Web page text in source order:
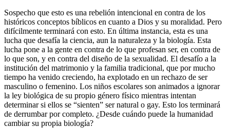
Sospecho que esto es una rebelión intencional en contra de los
históricos conceptos bíblicos en cuanto a Dios y su moralidad. Pero
difícilmente terminará con esto. En última instancia, esta es una
lucha que desafía la ciencia, aun la naturaleza y la biología. Esta
lucha pone a la gente en contra de lo que profesan ser, en contra de
lo que son, y en contra del diseño de la sexualidad. El desafío a la
institución del matrimonio y la familia tradicional, que por mucho
tiempo ha venido creciendo, ha explotado en un rechazo de ser
masculino o femenino. Los niños escolares son animados a ignorar
la ley biológica de su propio género físico mientras intentan
determinar si ellos se “sienten” ser natural o gay. Esto los terminará
de derrumbar por completo. ¿Desde cuándo puede la humanidad
cambiar su propia biología?